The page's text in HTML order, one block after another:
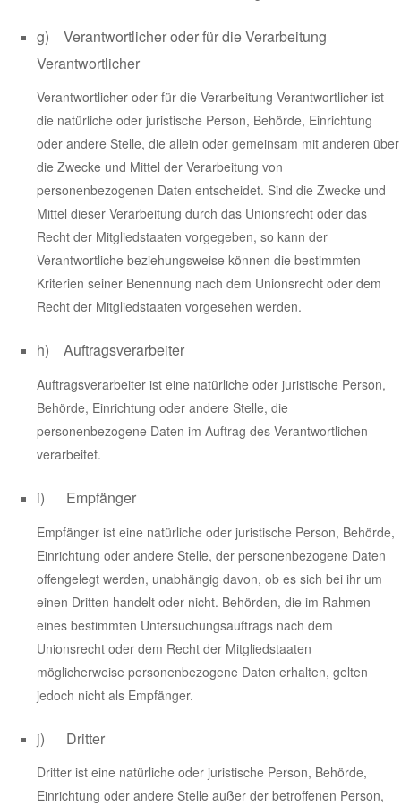
g) Verantwortlicher oder für die Verarbeitung
Verantwortlicher
Verantwortlicher oder für die Verarbeitung Verantwortlicher ist
die natürliche oder juristische Person, Behörde, Einrichtung
oder andere Stelle, die allein oder gemeinsam mit anderen über
die Zwecke und Mittel der Verarbeitung von
personenbezogenen Daten entscheidet. Sind die Zwecke und
Mittel dieser Verarbeitung durch das Unionsrecht oder das
Recht der Mitgliedstaaten vorgegeben, so kann der
Verantwortliche beziehungsweise können die bestimmten
Kriterien seiner Benennung nach dem Unionsrecht oder dem
Recht der Mitgliedstaaten vorgesehen werden.
h) Auftragsverarbeiter
Auftragsverarbeiter ist eine natürliche oder juristische Person,
Behörde, Einrichtung oder andere Stelle, die
personenbezogene Daten im Auftrag des Verantwortlichen
verarbeitet.
i) Empfänger
Empfänger ist eine natürliche oder juristische Person, Behörde,
Einrichtung oder andere Stelle, der personenbezogene Daten
offengelegt werden, unabhängig davon, ob es sich bei ihr um
einen Dritten handelt oder nicht. Behörden, die im Rahmen
eines bestimmten Untersuchungsauftrags nach dem
Unionsrecht oder dem Recht der Mitgliedstaaten
möglicherweise personenbezogene Daten erhalten, gelten
jedoch nicht als Empfänger.
j) Dritter
Dritter ist eine natürliche oder juristische Person, Behörde,
Einrichtung oder andere Stelle außer der betroffenen Person,